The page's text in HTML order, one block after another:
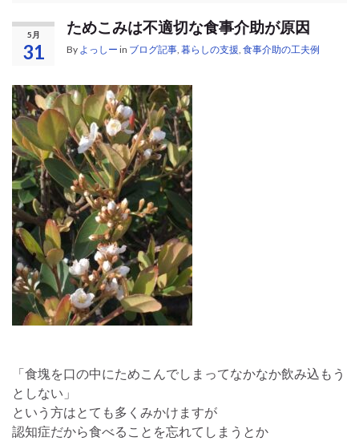
5月
31
ためこみは不適切な食事介助が原因
By よっしー in ブログ記事 暮らしの支援 食事介助の工夫例
「食塊を口の中にためこんでしまってなかなか飲み込もう
としない」
という方はとても多くみかけますが
認知症だから食べることを忘れてしまうとか